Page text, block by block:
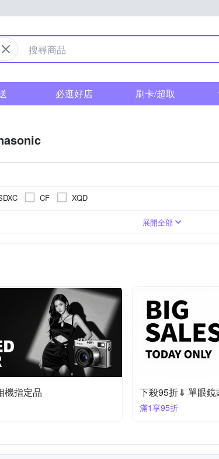
必逛好店 刷卡/超取
CF XQD
BSI CMOS(高感光背照式)
3001萬~5000萬像素
展開全部
機指定品 下殺95折⇓ 單眼鏡
滿1享95折